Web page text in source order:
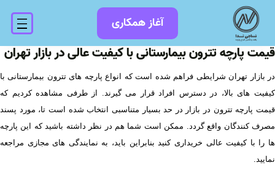
محتوا
آغاز همکاری
قیمت پارچه تترون بیمارستانی با کیفیت عالی در بازار تهران
در بازار تهران شرایطی فراهم شده است که انواع پارچه های تترون بیمارستانی با
کیفیت های بالا، در دسترس افراد قرار می گیرند. از طرفی مشاهده کردیم که
قیمت پارچه تترون در بازار در حد بسیار متناسبی انتخاب شده است تا، مورد پسند
مصرف کنندگان واقع گردد. ممکن است شما هم در نظر داشته باشید که این پارچه
ها را با کیفیت عالی خریداری کنید بنابراین باید، به نمایندگی های مجازی مراجعه
نمایید.